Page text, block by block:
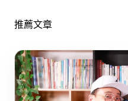
推薦文章